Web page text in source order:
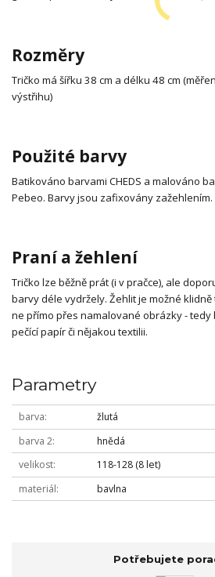
Rozměry
Tričko má šířku 38 cm a délku 48 cm
výstřihu)
Použité barvy
Batikováno barvami CHEDS a malováno
Pebeo. Barvy jsou zafixovány zažehlením.
Praní a žehlení
Tričko lze běžně prát (i v pračce), ale
barvy déle vydržely. Žehlit je možné
ne přímo přes namalované obrázky -
pečící papír či nějakou textilii.
Parametry
barva
žlutá
barva 2
hnědá
velikost
118-128 (8 let)
materiál
bavlna
Potřebujete